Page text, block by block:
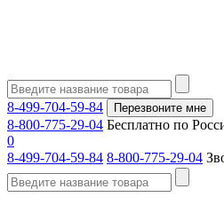
8-499-704-59-84 Перезвоните мне
8-800-775-29-04 Бесплатно по
0
8-499-704-59-84 8-800-775-29-04